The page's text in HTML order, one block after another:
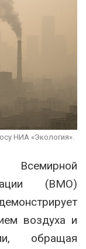
НИА «Экология».
(ВМО)
воздуха и
обращая